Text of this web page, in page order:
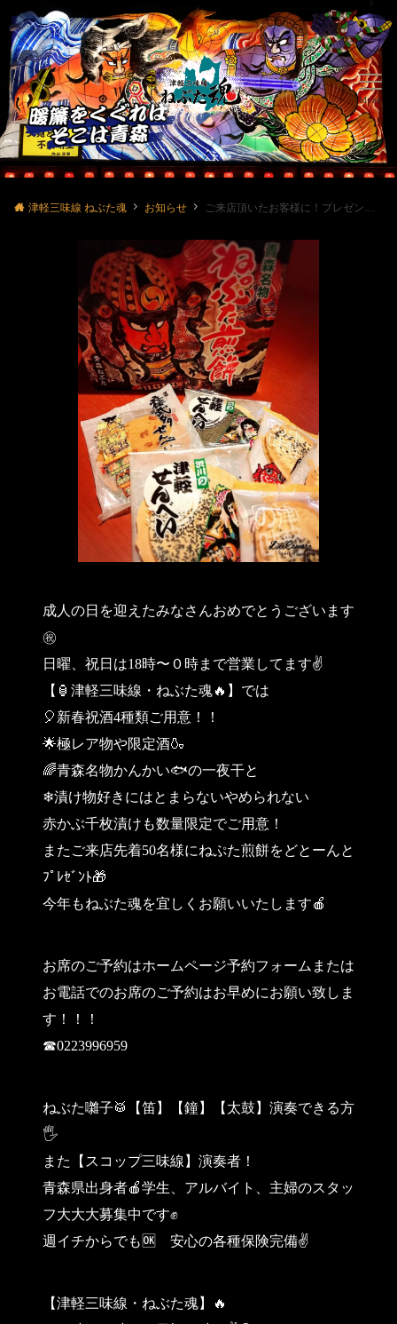
Menu
津軽三味線 ねぶた魂 お知らせ ご来店頂いたお客様に！プレゼント🎁
成人の日を迎えたみなさんおめでとうございます
㊗
日曜、祝日は18時〜０時まで営業してます✌
【🏮津軽三味線・ねぶた魂🔥】では
🎈新春祝酒4種類ご用意！！
🌟極レア物や限定酒🍶
🌈青森名物かんかい🐟の一夜干と
❄漬け物好きにはとまらないやめられない
赤かぶ千枚漬けも数量限定でご用意！
またご来店先着50名様にねぷた煎餅をどとーんと
ﾌﾟﾚｾﾞﾝﾄ🎁
今年もねぶた魂を宜しくお願いいたします🍎
お席のご予約はホームページ予約フォームまたは
お電話でのお席のご予約はお早めにお願い致しま
す！！！
☎0223996959
ねぶた囃子🥁【笛】【鐘】【太鼓】演奏できる方
🖐
また【スコップ三味線】演奏者！
青森県出身者🍎学生、アルバイト、主婦のスタッ
フ大大大募集中です✊
週イチからでも🆗 安心の各種保険完備✌
【津軽三味線・ねぶた魂】🔥